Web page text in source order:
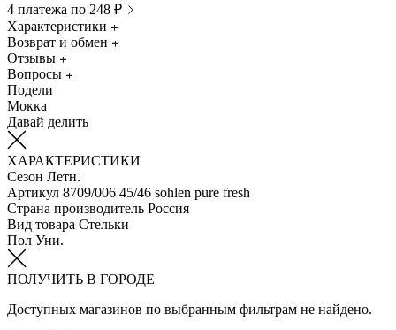
4 платежа по 248 ₽
Характеристики
Возврат и обмен
Отзывы
Вопросы
Подели
Мокка
Давай делить
ХАРАКТЕРИСТИКИ
Сезон Летн.
Артикул 8709/006 45/46 sohlen pure fresh
Страна производитель Россия
Вид товара Стельки
Пол Уни.
ПОЛУЧИТЬ В ГОРОДЕ
Доступных магазинов по выбранным фильтрам не найдено.